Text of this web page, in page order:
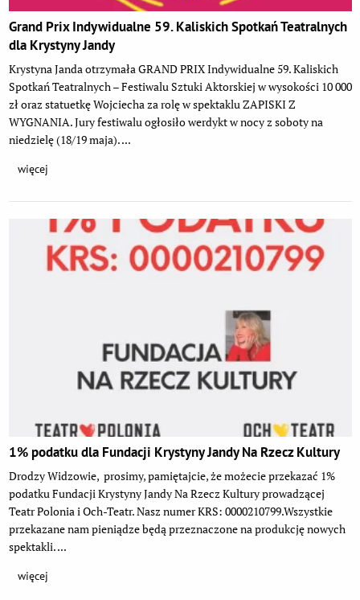
Grand Prix Indywidualne 59. Kaliskich Spotkań Teatralnych
dla Krystyny Jandy
Krystyna Janda otrzymała GRAND PRIX Indywidualne 59. Kaliskich
Spotkań Teatralnych – Festiwalu Sztuki Aktorskiej w wysokości 10 000
zł oraz statuetkę Wojciecha za rolę w spektaklu ZAPISKI Z
WYGNANIA. Jury festiwalu ogłosiło werdykt w nocy z soboty na
niedzielę (18/19 maja). ...
więcej
1% podatku dla Fundacji Krystyny Jandy Na Rzecz Kultury
Drodzy Widzowie, prosimy, pamiętajcie, że możecie przekazać 1%
podatku Fundacji Krystyny Jandy Na Rzecz Kultury prowadzącej
Teatr Polonia i Och-Teatr. Nasz numer KRS: 0000210799.Wszystkie
przekazane nam pieniądze będą przeznaczone na produkcję nowych
spektakli. ...
więcej